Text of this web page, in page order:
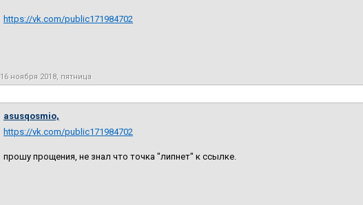
https://vk.com/public171984702
16 ноября 2018, пятница
asusqosmio,
https://vk.com/public171984702
прошу прощения, не знал что точка "липнет" к ссылке.